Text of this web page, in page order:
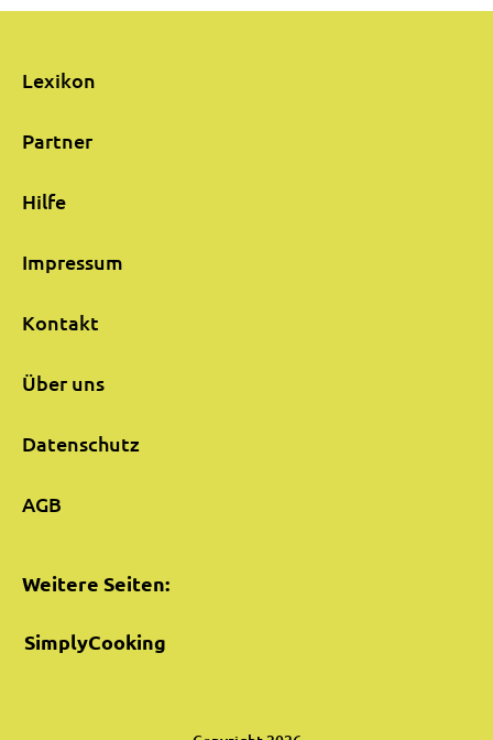
Lexikon
Partner
Hilfe
Impressum
Kontakt
Über uns
Datenschutz
AGB
Weitere Seiten:
SimplyCooking